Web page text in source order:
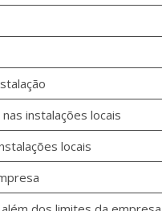
instalações locais
locais